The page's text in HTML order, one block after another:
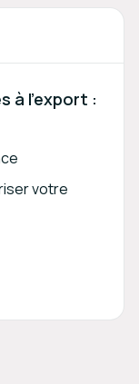
à l'export :
votre